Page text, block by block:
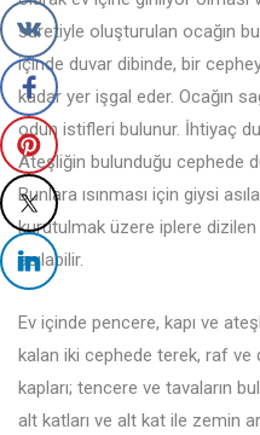
suretiyle oluşturulan ocağın
içinde duvar dibinde, bir
kadar yer işgal eder. Ocağın
odun istifleri bulunur. İhtiyaç
Ateşliğin bulunduğu cephede
Bunlara ısınması için giysi
kurutulmak üzere iplere
asılabilir.
Ev içinde pencere, kapı ve
kalan iki cephede terek, raf
kapları; tencere ve tavaların
alt katları ve alt kat ile zemin